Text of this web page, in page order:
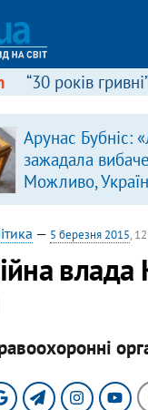
“30 років
Арунас Бубніс:
зажадала
Можливо,
зробити так
— 5 березня 2015,
влада